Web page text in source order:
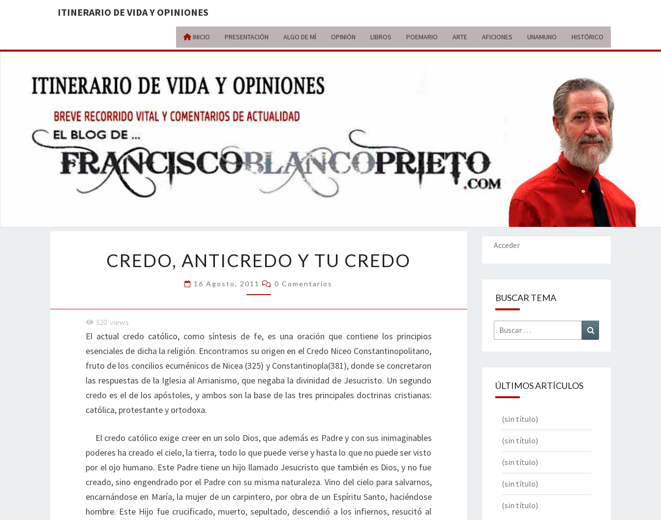
ITINERARIO DE VIDA Y OPINIONES
INICIO PRESENTACIÓN ALGO DE MÍ OPINIÓN LIBROS POEMARIO ARTE AFICIONES UNAMUNO HISTÓRICO
ITINERARIO
DE VIDA Y
OPINIONES
BREVE
RECORRIDO
VITAL Y
COMENTARIOS
ACTUALIDAD
ANTICREDO
TU
CREDO, ANTICREDO Y TU CREDO
16 Agosto, 2011 Comentarios
0 Comentarios
320 views
El actual credo católico, como síntesis de fe, es una oración que contiene los principios
esenciales de dicha la religión. Encontramos su origen en el Credo Niceo Constantinopolitano,
fruto de los concilios ecuménicos de Nicea (325) y Constantinopla(381), donde se concretaron
las respuestas de la Iglesia al Arrianismo, que negaba la divinidad de Jesucristo. Un segundo
credo es el de los apóstoles, y ambos son la base de las tres principales doctrinas cristianas:
católica, protestante y ortodoxa.
El credo católico exige creer en un solo Dios, que además es Padre y con sus inimaginables
poderes ha creado el cielo, la tierra, todo lo que puede verse y hasta lo que no puede ser visto
por el ojo humano. Este Padre tiene un hijo llamado Jesucristo que también es Dios, y no fue
creado, sino engendrado por el Padre con su misma naturaleza. Vino del cielo para salvarnos,
encarnándose en María, la mujer de un carpintero, por obra de un Espíritu Santo, haciéndose
hombre. Este Hijo fue crucificado, muerto, sepultado, descendió a los infiernos, resucitó al
Acceder
BUSCAR TEMA
Buscar
por:
ÚLTIMOS ARTÍCULOS
(sin título)
(sin título)
(sin título)
(sin título)
(sin título)